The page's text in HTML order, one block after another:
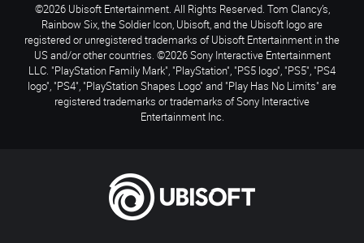
©2026 Ubisoft Entertainment. All Rights Reserved. Tom Clancy’s,
Rainbow Six, the Soldier Icon, Ubisoft, and the Ubisoft logo are
registered or unregistered trademarks of Ubisoft Entertainment in the
US and/or other countries. ©2026 Sony Interactive Entertainment
LLC. "PlayStation Family Mark", "PlayStation", "PS5 logo", "PS5", "PS4
logo", "PS4", "PlayStation Shapes Logo" and "Play Has No Limits" are
registered trademarks or trademarks of Sony Interactive
Entertainment Inc.